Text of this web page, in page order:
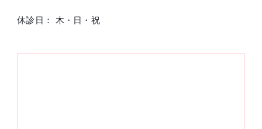
休診日： 木・日・祝